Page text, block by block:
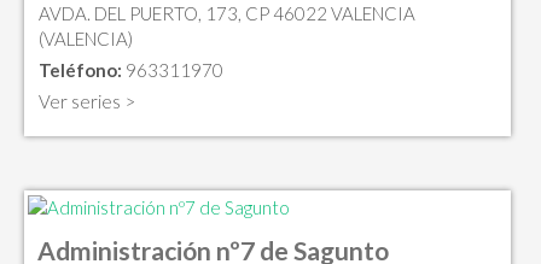
AVDA. DEL PUERTO, 173, CP 46022 VALENCIA
(VALENCIA)
Teléfono: 963311970
Ver series >
Administración nº7 de Sagunto